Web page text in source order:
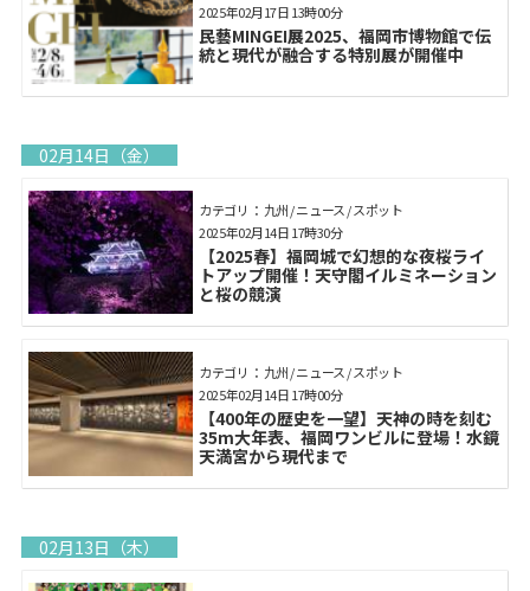
民藝MINGEI展2025、福岡市博物館で伝
統と現代が融合する特別展が開催中
2025年02月17日 13時00分
02月14日（金）
カテゴリ： 九州 / ニュース / スポット
【2025春】福岡城で幻想的な夜桜ライ
トアップ開催！天守閣イルミネーション
と桜の競演
2025年02月14日 17時30分
カテゴリ： 九州 / ニュース / スポット
【400年の歴史を一望】天神の時を刻む
35m大年表、福岡ワンビルに登場！水鏡
天満宮から現代まで
2025年02月14日 17時00分
02月13日（木）